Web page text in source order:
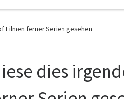
Filmen ferner Serien gesehen
dies